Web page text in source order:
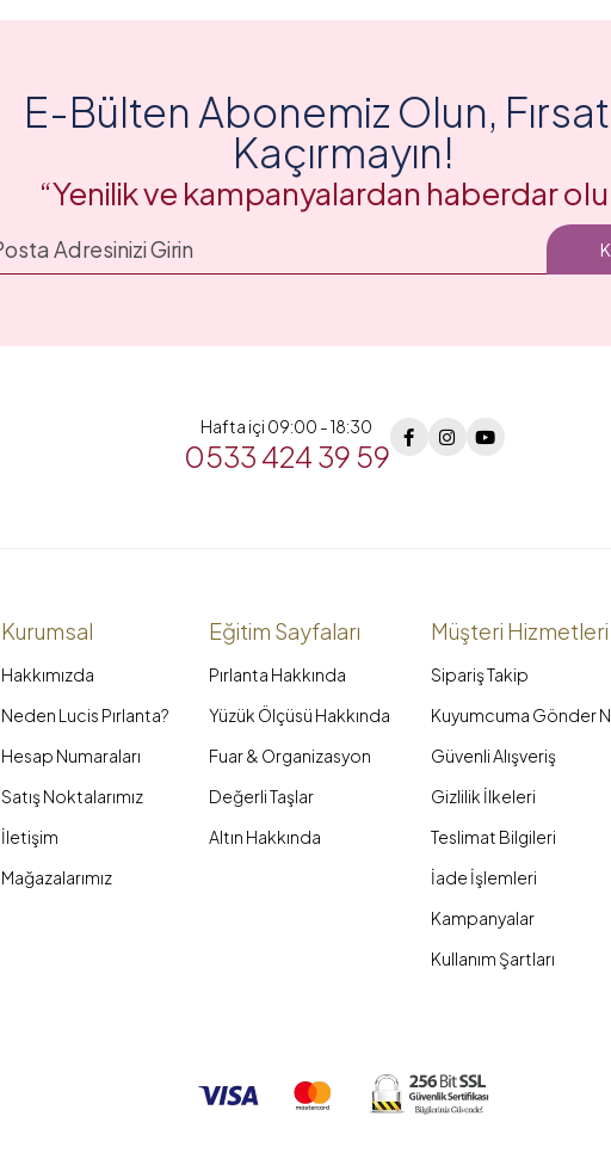
E-Bülten Abonemiz Olun,
Kaçırmayın!
“Yenilik ve kampanyalardan haberdar
Hafta içi 09:00 - 18:30
0533 424 39 59
Kurumsal
Hakkımızda
Neden Lucis Pırlanta?
Hesap Numaraları
Satış Noktalarımız
İletişim
Mağazalarımız
Eğitim Sayfaları
Pırlanta Hakkında
Yüzük Ölçüsü Hakkında
Fuar & Organizasyon
Değerli Taşlar
Altın Hakkında
Müşteri Hizmetleri
Sipariş Takip
Kuyumcuma Gönder
Güvenli Alışveriş
Gizlilik İlkeleri
Teslimat Bilgileri
İade İşlemleri
Kampanyalar
Kullanım Şartları